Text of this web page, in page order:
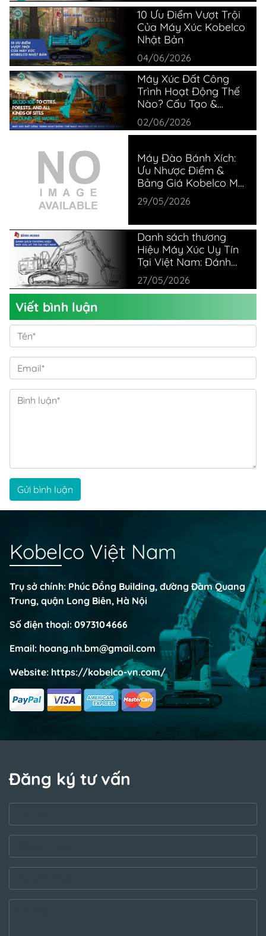
10 Ưu Điểm Vượt Trội
Của Máy Xúc Kobelco
Nhật Bản
04/06/2026
Máy Xúc Đất Công
Trình Hoạt Động Thế
Nào? Cấu Tạo &
Nguyên Lý
02/06/2026
Máy Đào Bánh Xích:
Ưu Nhược Điểm &
Bảng Giá Kobelco Mới
Nhất
29/05/2026
Danh sách thương
Hiệu Máy Xúc Uy Tín
Tại Việt Nam: Đánh
Giá Thực Tế Từ
Chuyên Gia
27/05/2026
Viết bình luận
Gửi bình luận
Kobelco Việt Nam
Trụ sở chính: Phúc Đồng Building, đường Đàm Quang
Trung, quận Long Biên, Hà Nội
Số điện thoại: 0973104666
Email: hoang.nh.bm@gmail.com
Website: https://kobelco-vn.com/
Đăng ký tư vấn